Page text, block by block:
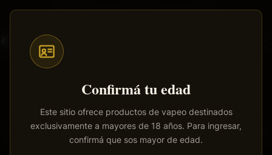
Confirmá tu edad
Este sitio ofrece productos de vapeo destinados
exclusivamente a mayores de 18 años. Para ingresar,
confirmá que sos mayor de edad.
Saltar
contenido
principal
Envíos a todo el país· 100% productos originales
Tenemos grandes proyectos